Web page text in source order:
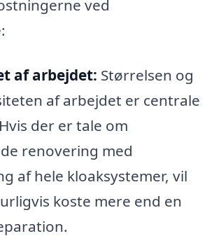
ved
af arbejdet: Størrelsen og
af arbejdet er centrale
der er tale om
renovering med
af hele kloaksystemer, vil
koste mere end en